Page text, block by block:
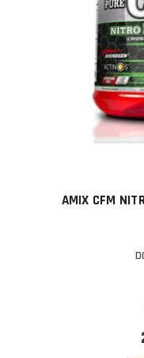
AMIX CFM